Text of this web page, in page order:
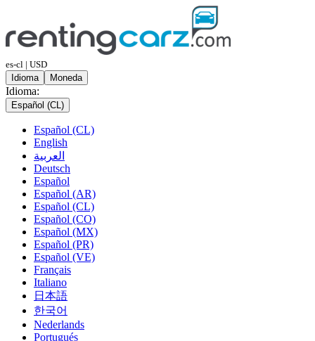
es-cl | USD
Idioma
Moneda
Idioma:
Español (CL)
Español (CL)
English
العربية
Deutsch
Español
Español (AR)
Español (CL)
Español (CO)
Español (MX)
Español (PR)
Español (VE)
Français
Italiano
日本語
한국어
Nederlands
Portugués